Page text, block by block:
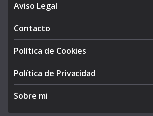
Aviso Legal
Contacto
Política de Cookies
Política de Privacidad
Sobre mi